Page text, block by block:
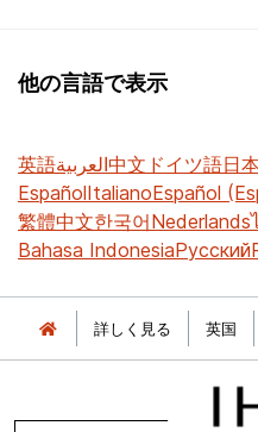
他の言語で表示
英語العربية中文 ドイツ語日
EspañolItalianoEspañol
繁體中文한국어Nederlands
Bahasa IndonesiaРусский
詳しく見る 英国